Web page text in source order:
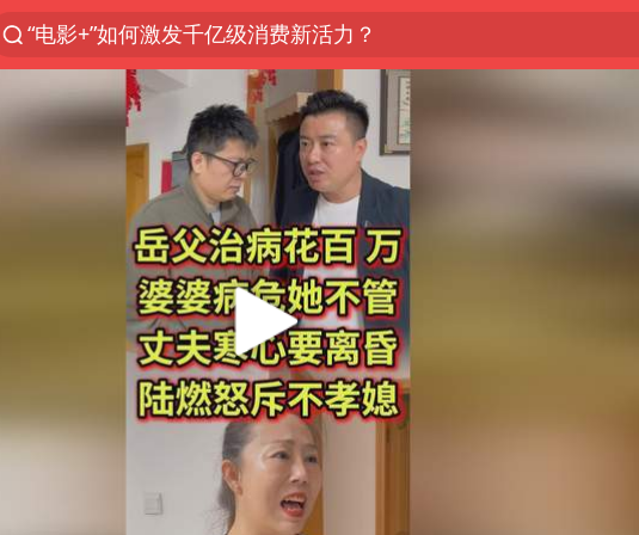
“电影+”如何激发千亿级消费新活力？
日本试射“战斧”导弹，国防部回应
台风白海豚中心风力增强
向鹏0-3不敌张本智和
曝韩国足协为外籍裁判员安排色情招待
广东雷州通报特教老师招聘违规事件
佛山通报笔试前13被淘汰后5名进体检
我国外贸延续良好增长态势
“新疆阿勒泰八月能滑雪”不实
陈幸同晋级WTT横滨冠军赛8强
泰国枪击案凶手先杀祖父母后行凶